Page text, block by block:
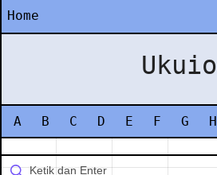
Home
Ukuio
A B C D E F G H